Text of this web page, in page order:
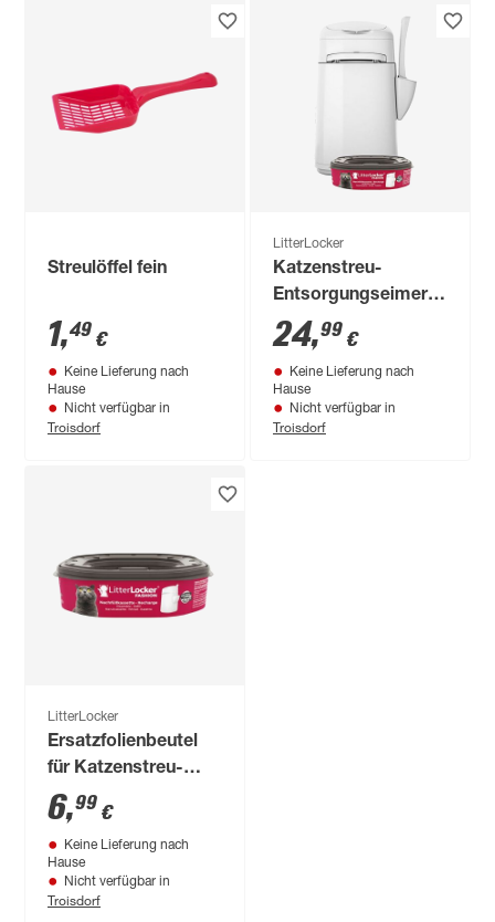
Streulöffel fein
1,49 €
Keine Lieferung nach
Hause
Nicht verfügbar in
Troisdorf
LitterLocker
Katzenstreu-
Entsorgungseimer
weiß 237 x 243 x 433
mm
24,99 €
Keine Lieferung nach
Hause
Nicht verfügbar in
Troisdorf
LitterLocker
Ersatzfolienbeutel
für Katzenstreu-
Entsorgungseimer
6,99 €
Keine Lieferung nach
Hause
Nicht verfügbar in
Troisdorf